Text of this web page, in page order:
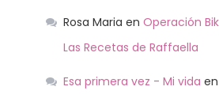
Rosa Maria en Operación
Las Recetas de Raffaella
Esa primera vez - Mi vida en